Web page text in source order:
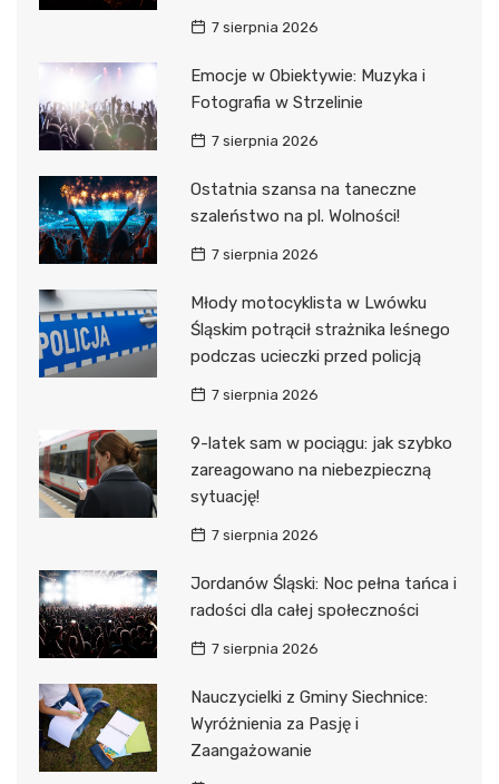
7 sierpnia 2026
Emocje w Obiektywie: Muzyka i
Fotografia w Strzelinie
7 sierpnia 2026
Ostatnia szansa na taneczne
szaleństwo na pl. Wolności!
7 sierpnia 2026
Młody motocyklista w Lwówku
Śląskim potrącił strażnika leśnego
podczas ucieczki przed policją
7 sierpnia 2026
9-latek sam w pociągu: jak szybko
zareagowano na niebezpieczną
sytuację!
7 sierpnia 2026
Jordanów Śląski: Noc pełna tańca i
radości dla całej społeczności
7 sierpnia 2026
Nauczycielki z Gminy Siechnice:
Wyróżnienia za Pasję i
Zaangażowanie